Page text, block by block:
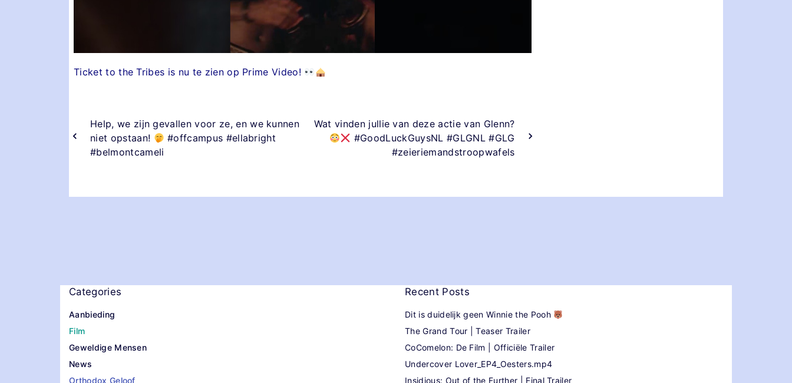
Ticket to the Tribes is nu te zien op Prime Video!
Help, we zijn gevallen voor ze, en we kunnen
niet opstaan!
#offcampus #ellabright
#belmontcameli
Wat vinden jullie van deze actie van Glenn?
#GoodLuckGuysNL #GLGNL #GLG
#zeieriemandstroopwafels
Categories
Aanbieding
Film
Geweldige Mensen
News
Orthodox Geloof
Recent Posts
Dit is duidelijk geen Winnie the Pooh
The Grand Tour | Teaser Trailer
CoComelon: De Film | Officiële Trailer
Undercover Lover_EP4_Oesters.mp4
Insidious: Out of the Further | Final Trailer